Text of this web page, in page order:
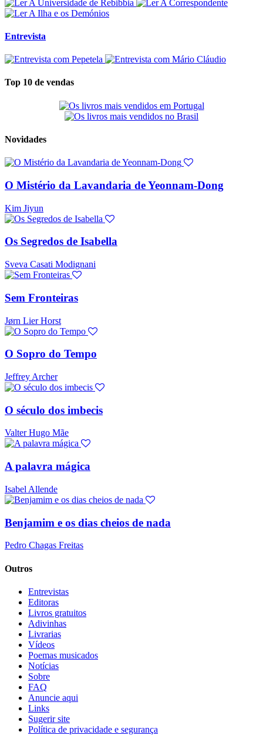
Entrevista
Top 10 de vendas
Novidades
O Mistério da Lavandaria de Yeonnam-Dong
Kim Jiyun
Os Segredos de Isabella
Sveva Casati Modignani
Sem Fronteiras
Jørn Lier Horst
O Sopro do Tempo
Jeffrey Archer
O século dos imbecis
Valter Hugo Mãe
A palavra mágica
Isabel Allende
Benjamim e os dias cheios de nada
Pedro Chagas Freitas
Outros
Entrevistas
Editoras
Livros gratuitos
Adivinhas
Livrarias
Vídeos
Poemas musicados
Notícias
Sobre
FAQ
Anuncie aqui
Links
Sugerir site
Política de privacidade e segurança